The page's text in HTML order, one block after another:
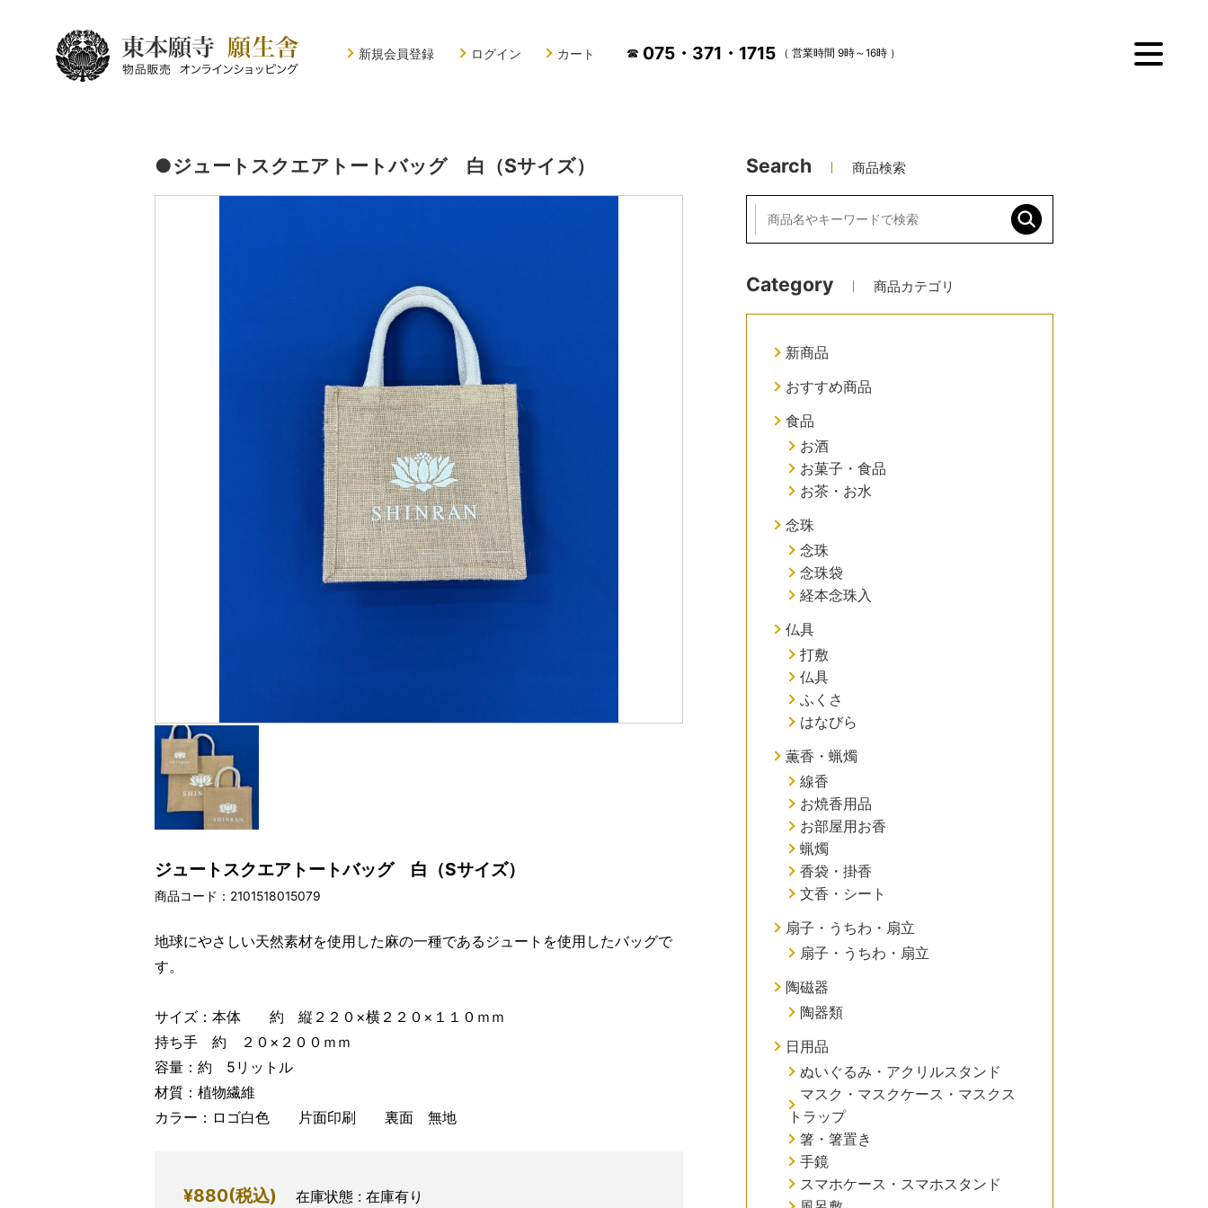
新規会員登録 ログイン カート ☎ 075・371・1715 （ 営業時間 9時～16時 ） menu
●ジュートスクエアトートバッグ 白（Sサイズ）
ジュートスクエアトートバッグ 白（Sサイズ）
商品コード：2101518015079
地球にやさしい天然素材を使用した麻の一種であるジュートを使用したバッグで
す。
サイズ：本体 約 縦２２０×横２２０×１１０ｍｍ
持ち手 約 ２０×２００ｍｍ
容量：約 5リットル
材質：植物繊維
カラー：ロゴ白色 片面印刷 裏面 無地
¥880(税込) 在庫状態 : 在庫有り
Search 商品検索
Category 商品カテゴリ
新商品
おすすめ商品
食品
お酒
お菓子・食品
お茶・お水
念珠
念珠
念珠袋
経本念珠入
仏具
打敷
仏具
ふくさ
はなびら
薫香・蝋燭
線香
お焼香用品
お部屋用お香
蝋燭
香袋・掛香
文香・シート
扇子・うちわ・扇立
扇子・うちわ・扇立
陶磁器
陶器類
日用品
ぬいぐるみ・アクリルスタンド
マスク・マスクケース・マスクス
トラップ
箸・箸置き
手鏡
スマホケース・スマホスタンド